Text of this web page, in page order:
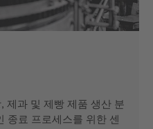
제과 및 제빵 제품 생산 분
종료 프로세스를 위한 센